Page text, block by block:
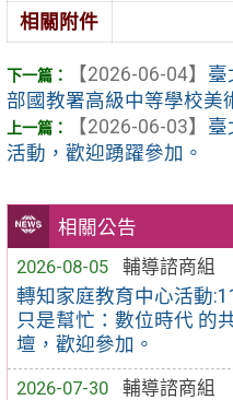
相關公告
2026-08-05
輔導諮商組
轉知家庭教育中心活動
只是幫忙：數位時代 的
壇，歡迎參加。
2026-07-30
輔導諮商組
相關附件
【2026-06-04】 臺
部國教署高級中等學校美
【2026-06-03】 臺
活動，歡迎踴躍參加。